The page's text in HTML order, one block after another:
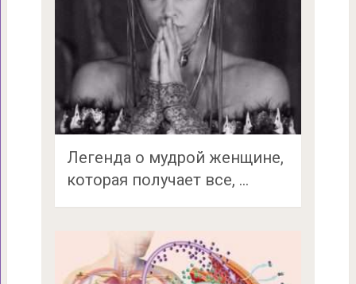
Легенда о мудрой женщине,
которая получает все, …